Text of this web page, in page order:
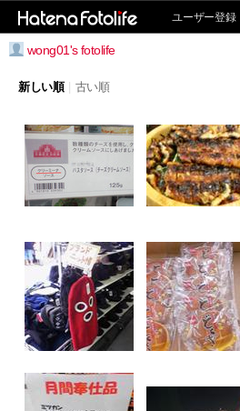
ユーザー登録
wong01's fotolife
新しい順 古い順